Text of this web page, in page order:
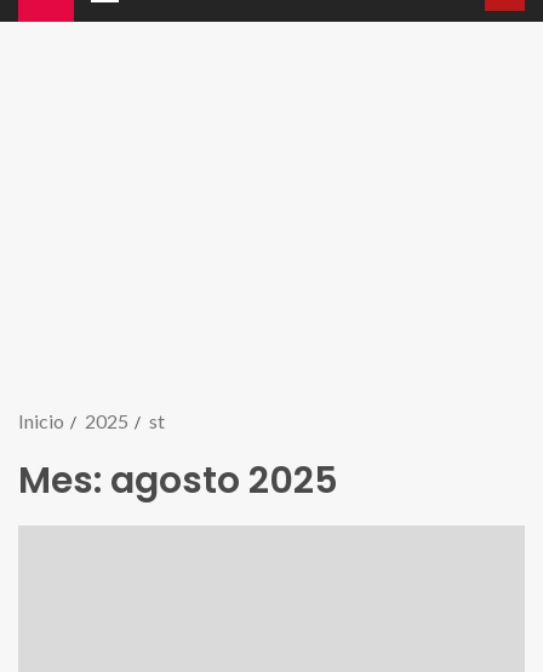
Inicio 2025 st
Mes: agosto 2025